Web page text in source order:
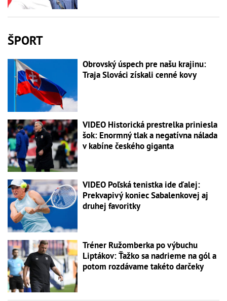
ŠPORT
Obrovský úspech pre našu krajinu:
Traja Slováci získali cenné kovy
VIDEO Historická prestrelka priniesla
šok: Enormný tlak a negatívna nálada
v kabíne českého giganta
VIDEO Poľská tenistka ide ďalej:
Prekvapivý koniec Sabalenkovej aj
druhej favoritky
Tréner Ružomberka po výbuchu
Liptákov: Ťažko sa nadrieme na gól a
potom rozdávame takéto darčeky